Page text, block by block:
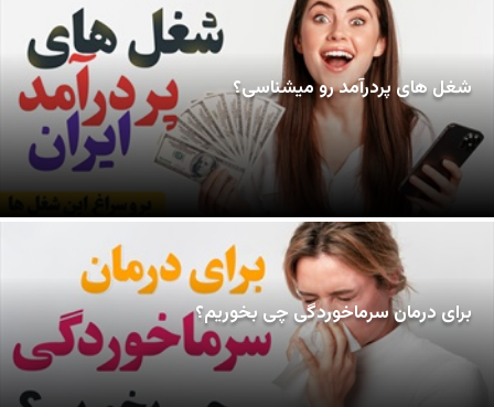
شغل های پردرآمد رو میشناسی؟
برای درمان سرماخوردگی چی بخوریم؟